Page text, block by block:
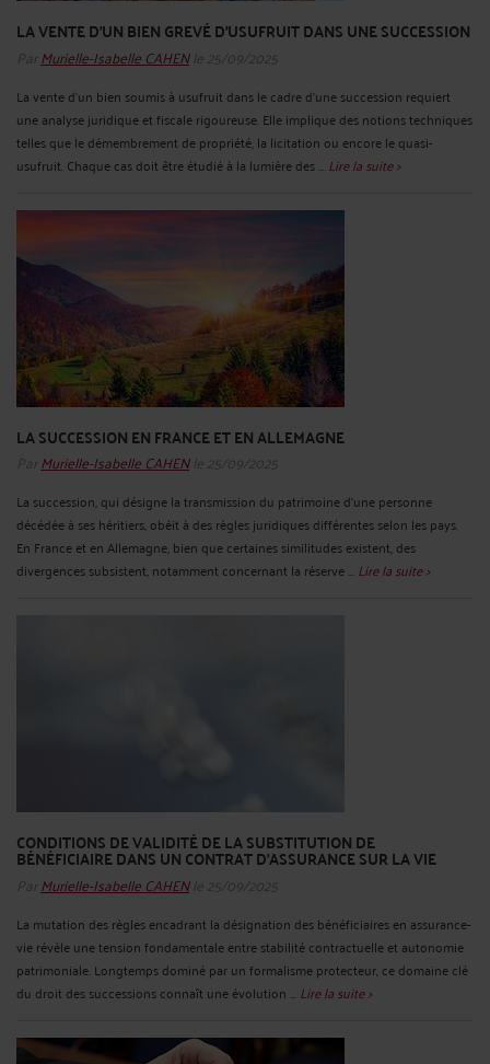
LA VENTE D’UN BIEN GREVÉ D’USUFRUIT DANS UNE SUCCESSION
Par Murielle-Isabelle CAHENle 25/09/2025
La vente d’un bien soumis à usufruit dans le cadre d’une succession requiert
une analyse juridique et fiscale rigoureuse. Elle implique des notions techniques
telles que le démembrement de propriété, la licitation ou encore le quasi-
usufruit. Chaque cas doit être étudié à la lumière des ... Lire la suite >
LA SUCCESSION EN FRANCE ET EN ALLEMAGNE
Par Murielle-Isabelle CAHENle 25/09/2025
La succession, qui désigne la transmission du patrimoine d’une personne
décédée à ses héritiers, obéit à des règles juridiques différentes selon les pays.
En France et en Allemagne, bien que certaines similitudes existent, des
divergences subsistent, notamment concernant la réserve ... Lire la suite >
CONDITIONS DE VALIDITÉ DE LA SUBSTITUTION DE
BÉNÉFICIAIRE DANS UN CONTRAT D'ASSURANCE SUR LA VIE
Par Murielle-Isabelle CAHENle 25/09/2025
La mutation des règles encadrant la désignation des bénéficiaires en assurance-
vie révèle une tension fondamentale entre stabilité contractuelle et autonomie
patrimoniale. Longtemps dominé par un formalisme protecteur, ce domaine clé
du droit des successions connaît une évolution ... Lire la suite >